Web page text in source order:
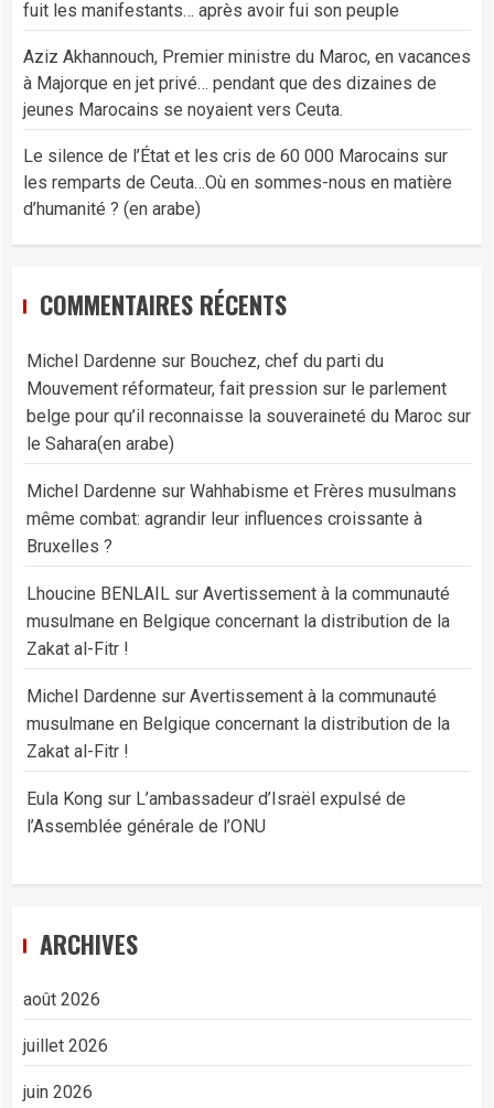
fuit les manifestants… après avoir fui son peuple
Aziz Akhannouch, Premier ministre du Maroc, en vacances
à Majorque en jet privé… pendant que des dizaines de
jeunes Marocains se noyaient vers Ceuta.
Le silence de l’État et les cris de 60 000 Marocains sur
les remparts de Ceuta…Où en sommes-nous en matière
d’humanité ? (en arabe)
COMMENTAIRES RÉCENTS
Michel Dardenne sur Bouchez, chef du parti du
Mouvement réformateur, fait pression sur le parlement
belge pour qu’il reconnaisse la souveraineté du Maroc sur
le Sahara(en arabe)
Michel Dardenne sur Wahhabisme et Frères musulmans
même combat: agrandir leur influences croissante à
Bruxelles ?
Lhoucine BENLAIL sur Avertissement à la communauté
musulmane en Belgique concernant la distribution de la
Zakat al-Fitr !
Michel Dardenne sur Avertissement à la communauté
musulmane en Belgique concernant la distribution de la
Zakat al-Fitr !
Eula Kong sur L’ambassadeur d’Israël expulsé de
l’Assemblée générale de l’ONU
ARCHIVES
août 2026
juillet 2026
juin 2026